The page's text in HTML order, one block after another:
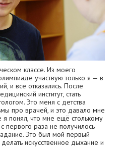
классе. Из моего
участвую только я — в
и все отказались. После
институт, стать
Это меня с детства
про врачей, и это давало мне
понял, что мне ещё столькому
первого раза не получилось
Это был мой первый
искусственное дыхание и